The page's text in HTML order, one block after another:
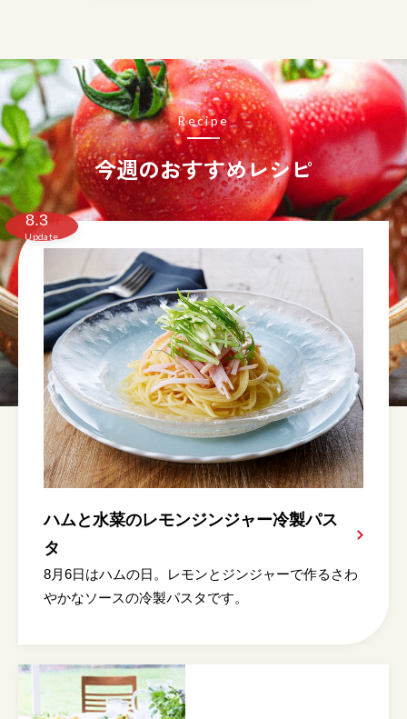
今週のおすすめレシピ
Recipe
8.3
Update
ハムと水菜のレモンジンジャー冷製パス
タ
8月6日はハムの日。レモンとジンジャーで作るさわ
やかなソースの冷製パスタです。